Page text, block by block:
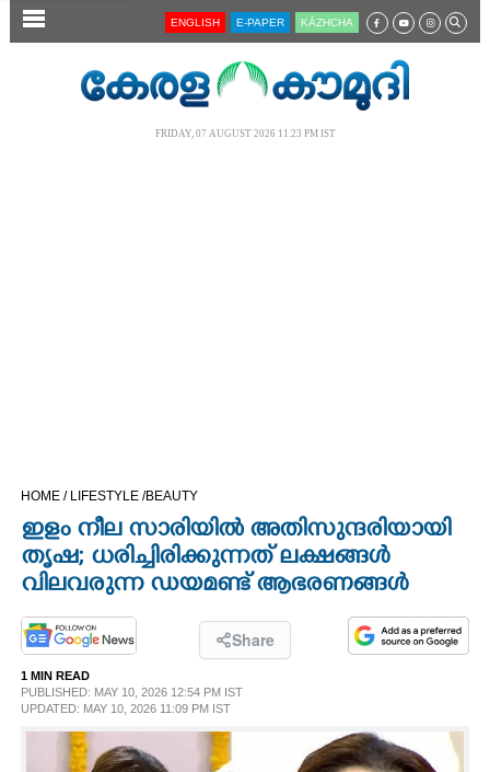
SECTIONS
OPINION
PHOTOS
LIFESTYLE
SPIRITUAL
ENGLISH E-PAPER KĀZHCHA
FRIDAY, 07 AUGUST 2026 11.23 PM IST
HOME / LIFESTYLE /BEAUTY
ഇളം നീല സാരിയിൽ അതിസുന്ദരിയായി
തൃഷ; ധരിച്ചിരിക്കുന്നത് ലക്ഷങ്ങൾ
വിലവരുന്ന ഡയമണ്ട് ആഭരണങ്ങൾ
Share
1 MIN READ
PUBLISHED: MAY 10, 2026 12:54 PM IST
UPDATED: MAY 10, 2026 11:09 PM IST